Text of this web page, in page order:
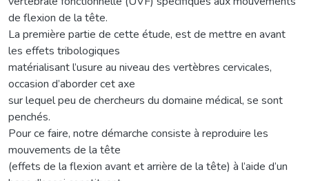
de flexion de la tête.
La première partie de cette étude, est de mettre en avant
les effets tribologiques
matérialisant l’usure au niveau des vertèbres cervicales,
occasion d’aborder cet axe
sur lequel peu de chercheurs du domaine médical, se sont
penchés.
Pour ce faire, notre démarche consiste à reproduire les
mouvements de la tête
(effets de la flexion avant et arrière de la tête) à l’aide d’un